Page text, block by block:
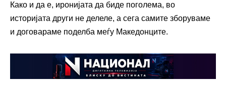
Како и да е, иронијата да биде поголема, во
историјата други не делеле, а сега самите зборуваме
и договараме поделба меѓу Македонците.